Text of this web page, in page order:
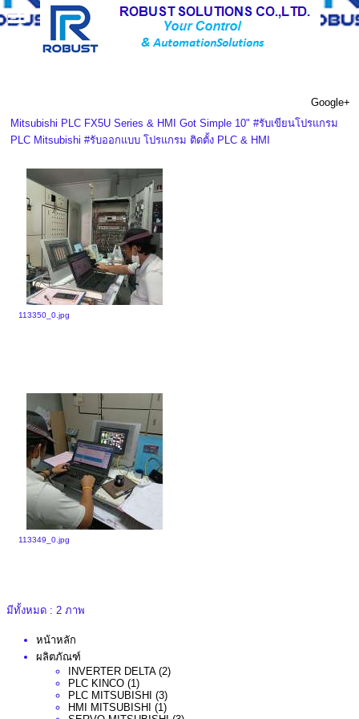
Google+
Mitsubishi PLC FX5U Series & HMI Got Simple 10" #รับเขียนโปรแกรม
PLC Mitsubishi #รับออกแบบ โปรแกรม ติดตั้ง PLC & HMI
113350_0.jpg
113349_0.jpg
มีทั้งหมด : 2 ภาพ
หน้าหลัก
ผลิตภัณฑ์
INVERTER DELTA (2)
PLC KINCO (1)
PLC MITSUBISHI (3)
HMI MITSUBISHI (1)